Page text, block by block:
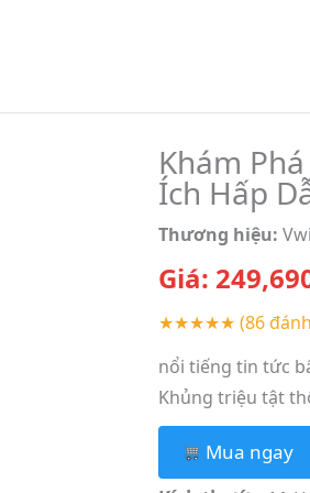
Khám
Ích Hấp
Thương hiệu:
Giá:
★★★★★ (86
nổi tiếng tin tức
Khủng triệu tật
Mua ngay